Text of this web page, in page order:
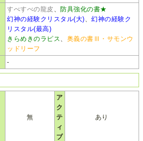
すべすべの龍皮
防具強化の書★
幻神の経験クリスタル(大) 、幻神の経験ク
リスタル(最高)
きらめきのラピス
奥義の書Ⅲ・サモンウ
ッドリーフ
-
無
ア
ク
テ
ィ
ブ
あり